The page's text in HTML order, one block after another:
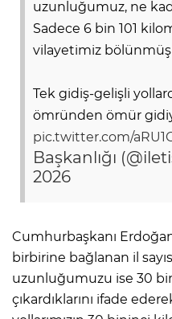
uzunluğumuz, ne
Sadece 6 bin 101
vilayetimiz bölünmüş
Tek gidiş-gelişli
ömründen ömür
pic.twitter.com/
Başkanlığı
2026
Cumhurbaşkanı
birbirine bağlanan il
uzunluğumuzu ise 30
çıkardıklarını ifade